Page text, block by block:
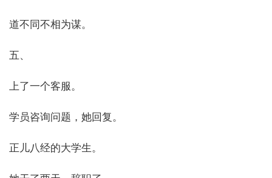
道不同不相为谋。
五、
上了一个客服。
学员咨询问题，她回复。
正儿八经的大学生。